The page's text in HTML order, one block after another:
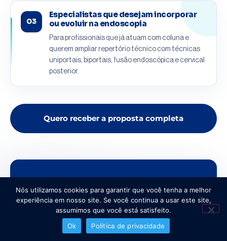
03
Especialistas que desejam incorporar
ou evoluir na endoscopia
Para profissionais que já atuam com coluna e
querem ampliar repertório técnico com técnicas
uniportais, biportais, fusão endoscópica e cervical
posterior.
Quero receber a proposta completa
Nós utilizamos cookies para garantir que você tenha a melhor
experiência em nosso site. Se você continua a usar este site,
assumimos que você está satisfeito.
Ok
Política de privacidade